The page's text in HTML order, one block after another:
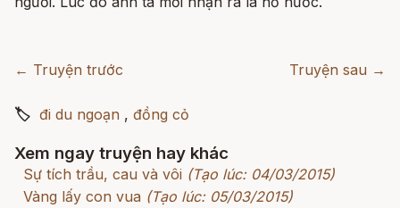
← Truyện trước Truyện sau →
🏷 đi du ngoạn , đồng cỏ
Xem ngay truyện hay khác
Sự tích trầu, cau và vôi (Tạo lúc: 04/03/2015)
Vàng lấy con vua (Tạo lúc: 05/03/2015)